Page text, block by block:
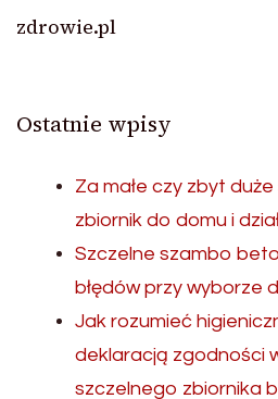
zdrowie.pl
Ostatnie wpisy
Za małe czy zbyt
zbiornik do domu i
Szczelne szambo
błędów przy wyborze
Jak rozumieć
deklaracją zgodności
szczelnego zbiornika